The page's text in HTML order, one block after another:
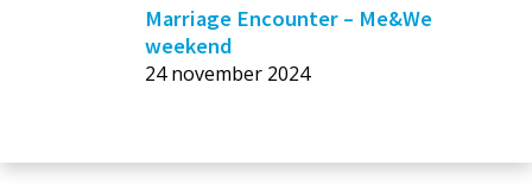
Marriage Encounter – Me&We
weekend
24 november 2024